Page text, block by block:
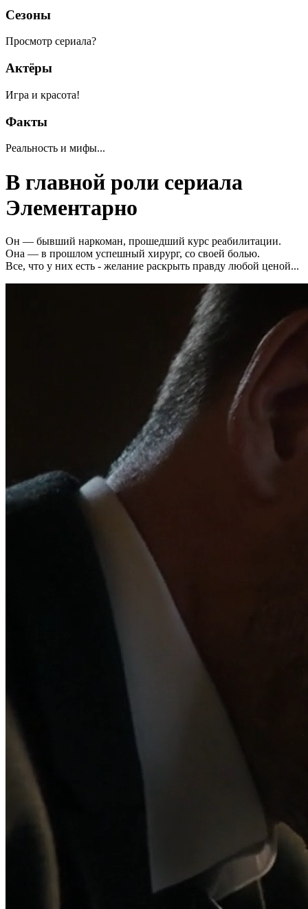
Сезоны
Просмотр сериала?
Актёры
Игра и красота!
Факты
Реальность и мифы...
В главной роли сериала
Элементарно
Он — бывший наркоман, прошедший курс реабилитации.
Она — в прошлом успешный хирург, со своей болью.
Все, что у них есть - желание раскрыть правду любой ценой...